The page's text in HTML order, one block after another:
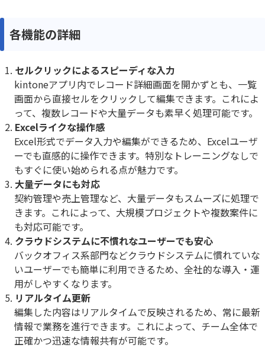
各機能の詳細
セルクリックによるスピーディな入力
kintoneアプリ内でレコード詳細画面を開かずとも、一覧
画面から直接セルをクリックして編集できます。これによ
って、複数レコードや大量データも素早く処理可能です。
Excelライクな操作感
Excel形式でデータ入力や編集ができるため、Excelユーザ
ーでも直感的に操作できます。特別なトレーニングなしで
もすぐに使い始められる点が魅力です。
大量データにも対応
契約管理や売上管理など、大量データもスムーズに処理で
きます。これによって、大規模プロジェクトや複数案件に
も対応可能です。
クラウドシステムに不慣れなユーザーでも安心
バックオフィス系部門などクラウドシステムに慣れていな
いユーザーでも簡単に利用できるため、全社的な導入・運
用がしやすくなります。
リアルタイム更新
編集した内容はリアルタイムで反映されるため、常に最新
情報で業務を進行できます。これによって、チーム全体で
正確かつ迅速な情報共有が可能です。